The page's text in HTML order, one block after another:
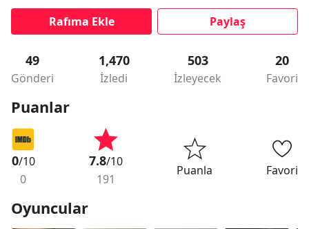
Rafıma Ekle Paylaş
49
Gönderi
1,470
İzledi
503
İzleyecek
20
Favori
Puanlar
0/10
0
7.8/10
191
Puanla Favori
Oyuncular